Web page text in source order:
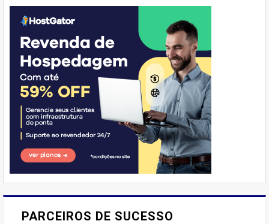
PARCEIROS DE SUCESSO
'Emprego'
E AÍ, PESSOAL! VOCÊ JÁ
IMAGINOU PODER SABOREAR